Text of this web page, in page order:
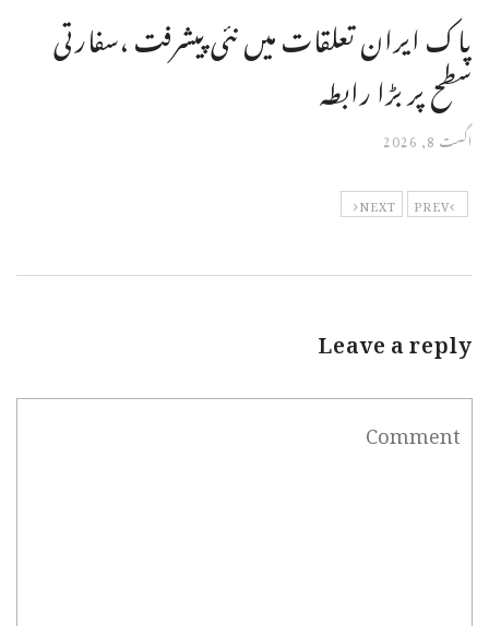
پاک ایران تعلقات میں نئی پیشرفت ،سفارتی
سطح پر بڑا رابطہ
اگست 8, 2026
PREV
NEXT
Leave a reply